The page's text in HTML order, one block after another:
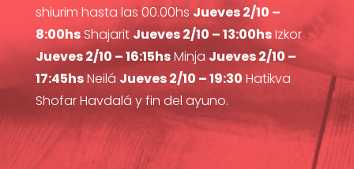
shiurim hasta las 00.00hsJueves 2/10 –
8:00hsShajarit Jueves 2/10 – 13:00hsIzkor
Jueves 2/10 – 16:15hsMinja Jueves 2/10 –
17:45hsNeilá Jueves 2/10 – 19:30 Hatikva
Shofar Havdalá y fin del ayuno.